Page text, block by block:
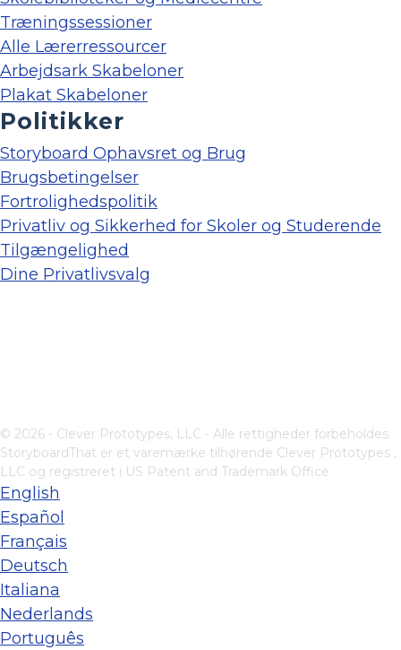
Træningssessioner
Alle Lærerressourcer
Arbejdsark Skabeloner
Plakat Skabeloner
Politikker
Storyboard Ophavsret og Brug
Brugsbetingelser
Fortrolighedspolitik
Privatliv og Sikkerhed for Skoler og Studerende
Tilgængelighed
Dine Privatlivsvalg
© 2026 - Clever Prototypes, LLC - Alle rettigheder forbeholdes.
StoryboardThat er et varemærke tilhørende Clever Prototypes ,
LLC og registreret i US Patent and Trademark Office
English
Español
Français
Deutsch
Italiana
Nederlands
Português